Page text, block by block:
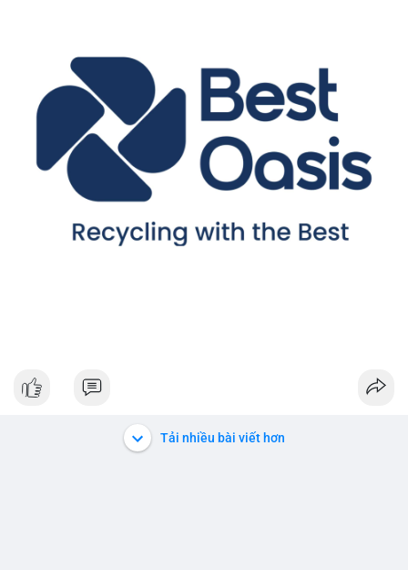
Tải nhiều bài viết hơn